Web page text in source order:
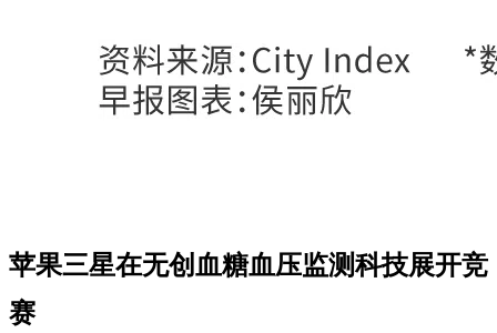
苹果三星在无创血糖血压监测科技展开竞
赛